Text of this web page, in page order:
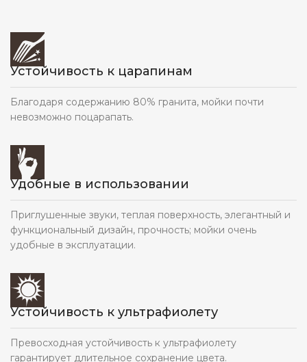
Устойчивость к царапинам
Благодаря содержанию 80% гранита, мойки почти
невозможно поцарапать.
Удобные в использовании
Приглушенные звуки, теплая поверхность, элегантный и
функциональный дизайн, прочность; мойки очень
удобные в эксплуатации.
Устойчивость к ультрафиолету
Превосходная устойчивость к ультрафиолету
гарантирует длительное сохранение цвета.